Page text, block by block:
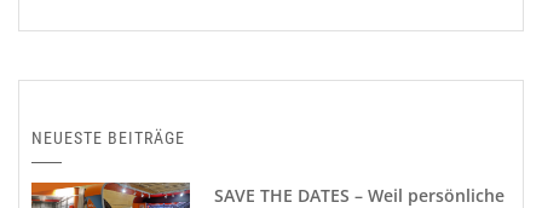
NEUESTE BEITRÄGE
SAVE THE DATES – Weil persönliche